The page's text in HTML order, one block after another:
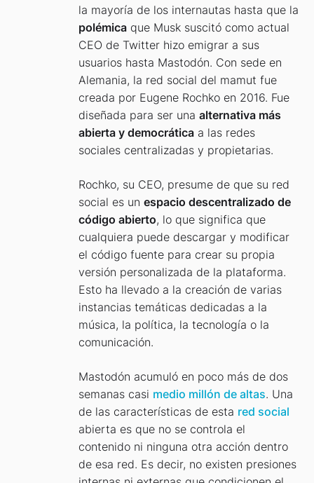
la mayoría de los internautas hasta que la
polémica que Musk suscitó como actual
CEO de Twitter hizo emigrar a sus
usuarios hasta Mastodón. Con sede en
Alemania, la red social del mamut fue
creada por Eugene Rochko en 2016. Fue
diseñada para ser una alternativa más
abierta y democrática a las redes
sociales centralizadas y propietarias.
Rochko, su CEO, presume de que su red
social es un espacio descentralizado de
código abierto, lo que significa que
cualquiera puede descargar y modificar
el código fuente para crear su propia
versión personalizada de la plataforma.
Esto ha llevado a la creación de varias
instancias temáticas dedicadas a la
música, la política, la tecnología o la
comunicación.
Mastodón acumuló en poco más de dos
semanas casi medio millón de altas. Una
de las características de esta red social
abierta es que no se controla el
contenido ni ninguna otra acción dentro
de esa red. Es decir, no existen presiones